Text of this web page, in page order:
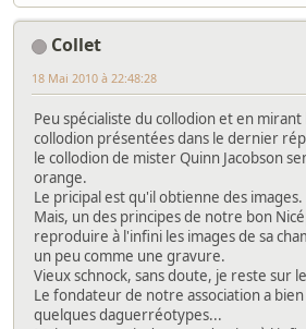
Collet
18 Mai 2010 à 22:48:28
Peu spécialiste du collodion et en mirant
collodion présentées dans le dernier
le collodion de mister Quinn Jacobson
orange.
Le pricipal est qu'il obtienne des images.
Mais, un des principes de notre bon
reproduire à l'infini les images de sa
un peu comme une gravure.
Vieux schnock, sans doute, je reste sur
Le fondateur de notre association a
quelques daguerréotypes...